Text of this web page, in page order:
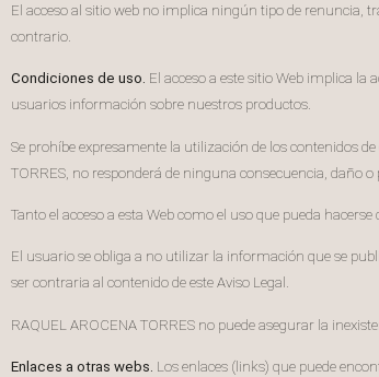
El acceso al sitio web no implica ningún tipo de renuncia,
contrario.
Condiciones de uso. El acceso a este sitio Web implica la
usuarios información sobre nuestros productos.
Se prohíbe expresamente la utilización de los contenidos
TORRES, no responderá de ninguna consecuencia, daño
Tanto el acceso a esta Web como el uso que pueda
El usuario se obliga a no utilizar la información que se
ser contraria al contenido de este Aviso Legal.
RAQUEL AROCENA TORRES no puede asegurar la
Enlaces a otras webs. Los enlaces (links) que puede